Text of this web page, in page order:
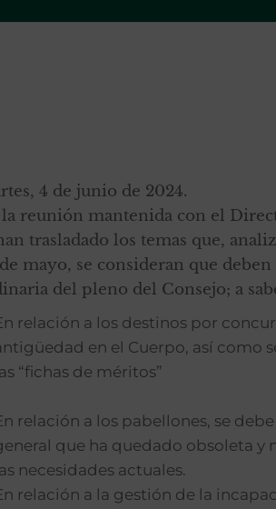
4 de junio de 2024.
reunión mantenida con el
trasladado los temas que,
mayo, se consideran que
del pleno del Consejo; a
relación a los destinos por
en el Cuerpo, así como
“fichas de méritos”
relación a los pabellones, se
que ha quedado obsoleta y
necesidades actuales.
relación a la gestión de la